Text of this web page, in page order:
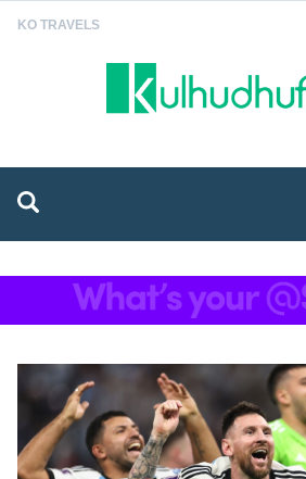
KO TRAVELS